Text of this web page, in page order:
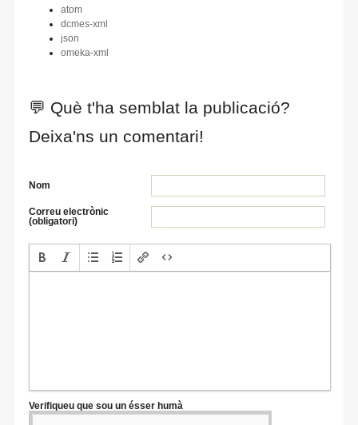
atom
dcmes-xml
json
omeka-xml
💬 Què t'ha semblat la publicació?
Deixa'ns un comentari!
Nom
Correu electrònic
(obligatori)
Verifiqueu que sou un ésser humà